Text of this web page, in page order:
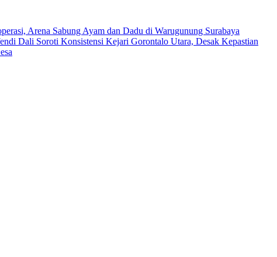
Arena Sabung Ayam dan Dadu di Warugunung Surabaya
Dali Soroti Konsistensi Kejari Gorontalo Utara, Desak Kepastian